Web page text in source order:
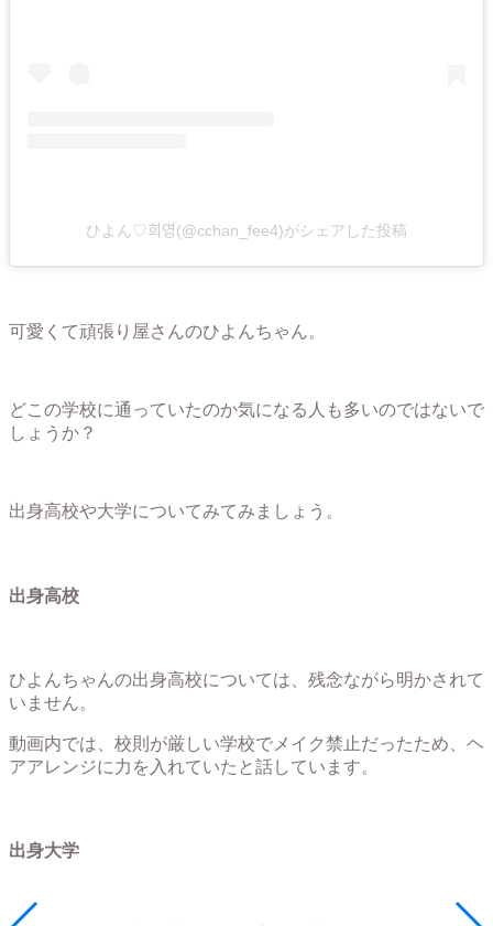
ひよん♡희영(@cchan_fee4)がシェアした投稿
可愛くて頑張り屋さんのひよんちゃん。
どこの学校に通っていたのか気になる人も多いのではないで
しょうか？
出身高校や大学についてみてみましょう。
出身高校
ひよんちゃんの出身高校については、残念ながら明かされて
いません。
動画内では、校則が厳しい学校でメイク禁止だったため、ヘ
アアレンジに力を入れていたと話しています。
出身大学